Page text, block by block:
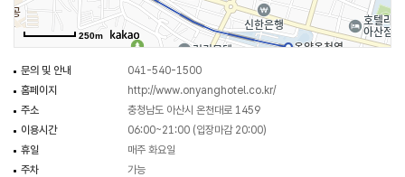
250m
문의 및 안내
041-540-1500
홈페이지
http://www.onyanghotel.co.kr/
주소
충청남도 아산시 온천대로 1459
이용시간
06:00~21:00 (입장마감 20:00)
휴일
매주 화요일
주차
가능